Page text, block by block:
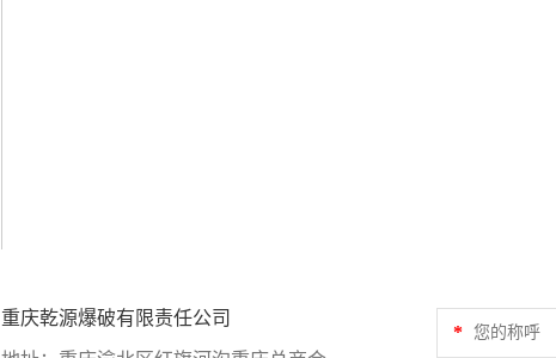
重庆乾源爆破有限责任公司
*